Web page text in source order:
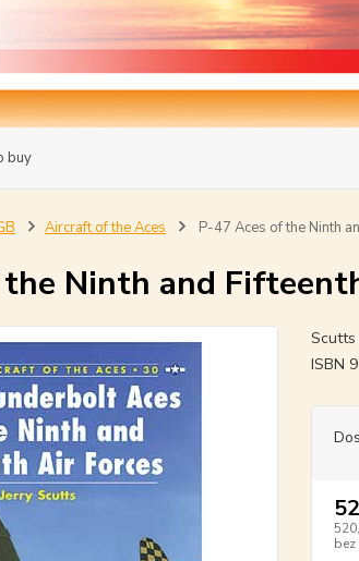
buy
Aircraft of the Aces P-47 Aces of the Ninth
Ninth and
Scutts
ISBN
bez